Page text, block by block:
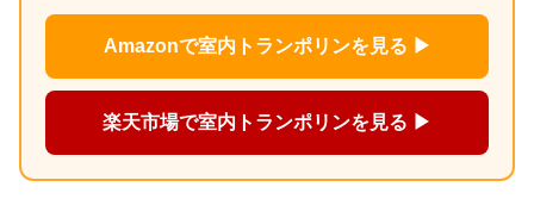
Amazonで室内トランポリンを見る ▶
楽天市場で室内トランポリンを見る ▶